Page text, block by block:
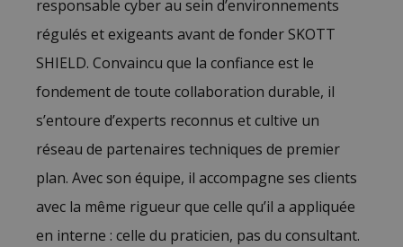
responsable cyber au sein d’environnements
régulés et exigeants avant de fonder SKOTT
SHIELD. Convaincu que la confiance est le
fondement de toute collaboration durable, il
s’entoure d’experts reconnus et cultive un
réseau de partenaires techniques de premier
plan. Avec son équipe, il accompagne ses clients
avec la même rigueur que celle qu’il a appliquée
en interne : celle du praticien, pas du consultant.